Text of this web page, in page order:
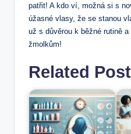
patřit! A⁣ kdo ví,‌ možná si s
úžasné vlasy, že‍ se ⁤stanou
už s důvěrou k běžné rutině
žmolkům!
Related